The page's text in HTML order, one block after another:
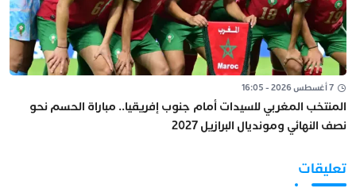
7 أغسطس 2026 - 16:05
المنتخب المغربي للسيدات أمام جنوب إفريقيا.. مباراة الحسم نحو
نصف النهائي ومونديال البرازيل 2027
تعليقات